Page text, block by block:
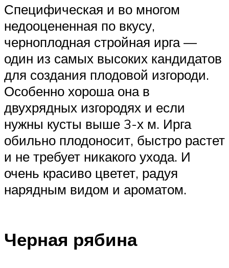
Специфическая и во многом
недооцененная по вкусу,
черноплодная стройная ирга —
один из самых высоких кандидатов
для создания плодовой изгороди.
Особенно хороша она в
двухрядных изгородях и если
нужны кусты выше 3-х м. Ирга
обильно плодоносит, быстро растет
и не требует никакого ухода. И
очень красиво цветет, радуя
нарядным видом и ароматом.
Черная рябина